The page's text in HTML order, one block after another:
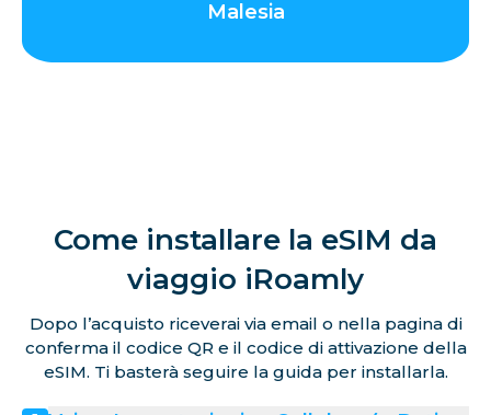
Malesia
Come installare la eSIM da
viaggio iRoamly
Dopo l’acquisto riceverai via email o nella pagina di
conferma il codice QR e il codice di attivazione della
eSIM. Ti basterà seguire la guida per installarla.